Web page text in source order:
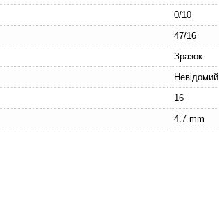
0/10
47/16
Зразок
Невідомий
16
4.7 mm